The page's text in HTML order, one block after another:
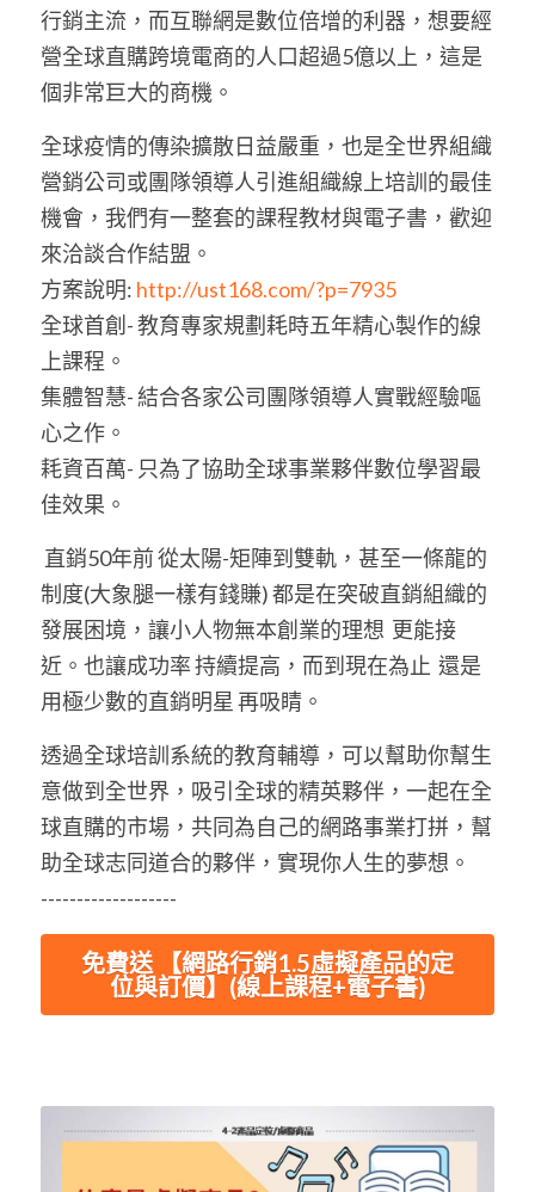
行銷主流，而互聯網是數位倍增的利器，想要經
營全球直購跨境電商的人口超過5億以上，這是
個非常巨大的商機。
全球疫情的傳染擴散日益嚴重，也是全世界組織
營銷公司或團隊領導人引進組織線上培訓的最佳
機會，我們有一整套的課程教材與電子書，歡迎
來洽談合作結盟。
方案說明: http://ust168.com/?p=7935
全球首創- 教育專家規劃耗時五年精心製作的線
上課程。
集體智慧- 結合各家公司團隊領導人實戰經驗嘔
心之作。
耗資百萬- 只為了協助全球事業夥伴數位學習最
佳效果。
制度(大象腿一樣有錢賺) 都是在突破直銷組織的
發展困境，讓小人物無本創業的理想  更能接
近。也讓成功率 持續提高，而到現在為止  還是
用極少數的直銷明星 再吸睛。
透過全球培訓系統的教育輔導，可以幫助你幫生
意做到全世界，吸引全球的精英夥伴，一起在全
球直購的市場，共同為自己的網路事業打拼，幫
助全球志同道合的夥伴，實現你人生的夢想。
-------------------
免費送 【網路行銷1.5虛擬產品的定
位與訂價】(線上課程+電子書)